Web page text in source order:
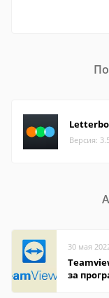
Версия:
30 мая
за